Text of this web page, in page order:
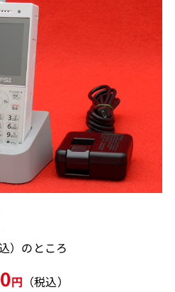
）のところ
円 （税込）